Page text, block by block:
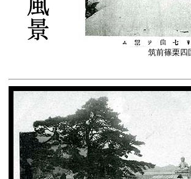
筑前篠栗四